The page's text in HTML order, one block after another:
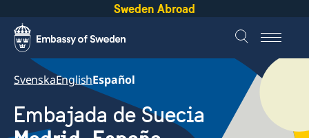
Sweden Abroad
SvenskaEnglishEspañol
Embajada de Suecia